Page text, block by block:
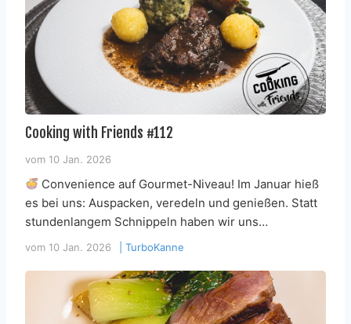
Cooking with Friends #112
vom 10 Jan. 2026
Convenience auf Gourmet-Niveau! Im Januar hieß
es bei uns: Auspacken, veredeln und genießen. Statt
stundenlangem Schnippeln haben wir uns…
vom 10 Jan. 2026 TurboKanne